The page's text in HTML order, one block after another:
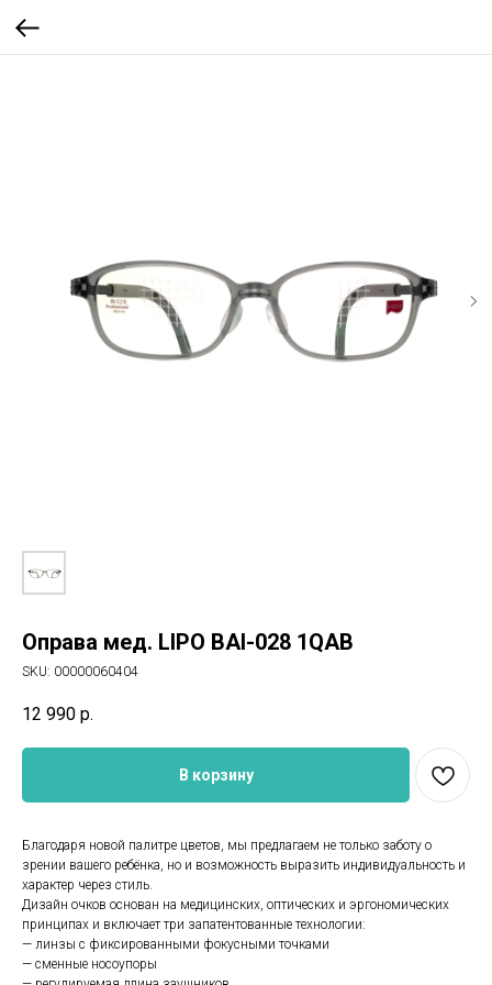
Оправа мед. LIPO BAI-028 1QAB
SKU: 00000060404
12 990 р.
В корзину
Благодаря новой палитре цветов, мы предлагаем не только заботу о
зрении вашего ребёнка, но и возможность выразить индивидуальность и
характер через стиль.
Дизайн очков основан на медицинских, оптических и эргономических
принципах и включает три запатентованные технологии:
— линзы с фиксированными фокусными точками
— сменные носоупоры